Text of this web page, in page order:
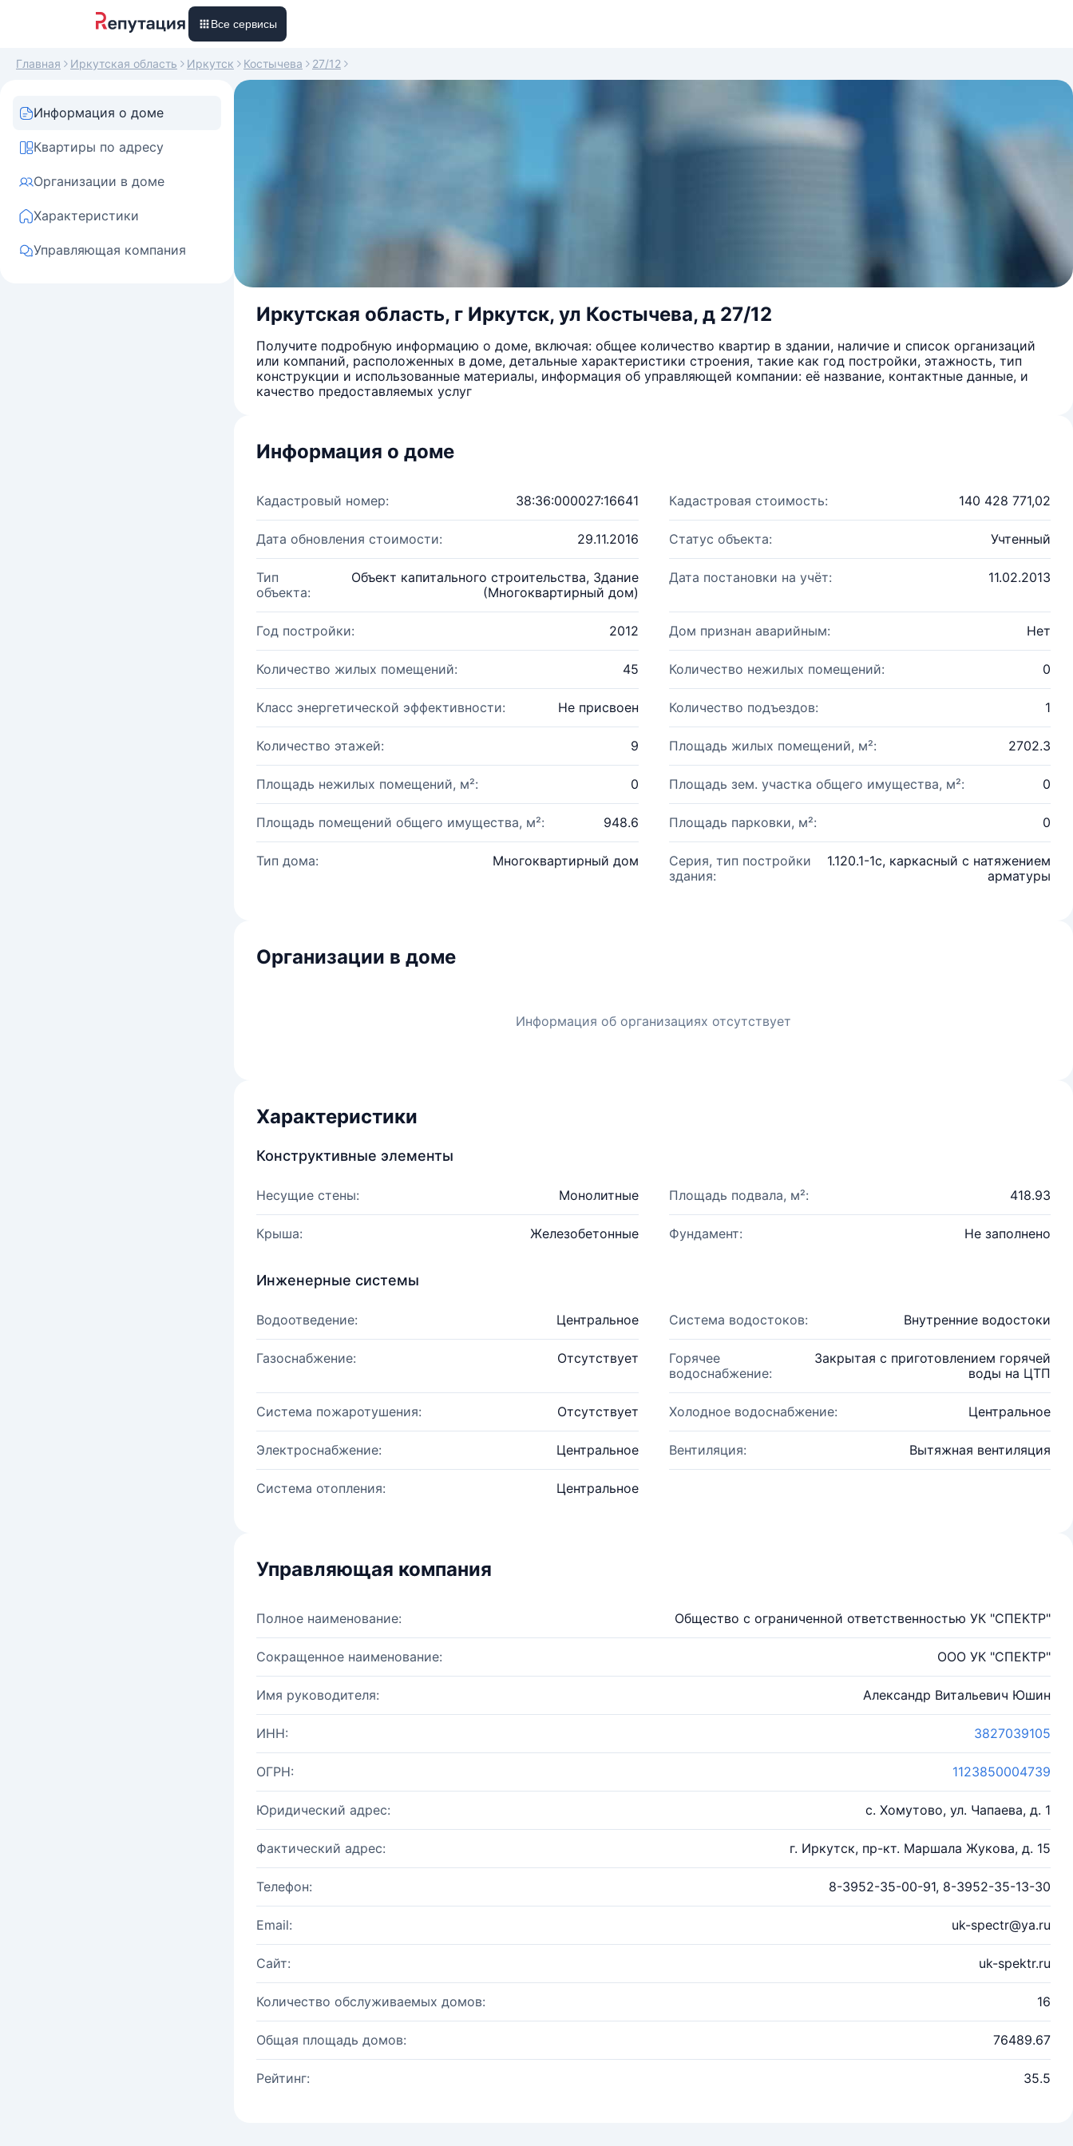
Все сервисы
Главная Иркутская область Иркутск Костычева 27/12
Информация о доме
Квартиры по адресу
Организации в доме
Характеристики
Управляющая компания
Иркутская область, г Иркутск, ул Костычева, д 27/12
Получите подробную информацию о доме, включая: общее количество квартир в здании, наличие и список организаций
или компаний, расположенных в доме, детальные характеристики строения, такие как год постройки, этажность, тип
конструкции и использованные материалы, информация об управляющей компании: её название, контактные данные, и
качество предоставляемых услуг
Информация о доме
Кадастровый номер: 38:36:000027:16641 Кадастровая стоимость: 140 428 771,02
Дата обновления стоимости: 29.11.2016 Статус объекта: Учтенный
Тип
объекта:
Объект капитального строительства, Здание
(Многоквартирный дом)
Дата постановки на учёт: 11.02.2013
Год постройки: 2012 Дом признан аварийным: Нет
Количество жилых помещений: 45 Количество нежилых помещений: 0
Класс энергетической эффективности: Не присвоен Количество подъездов: 1
Количество этажей: 9 Площадь жилых помещений, м²: 2702.3
Площадь нежилых помещений, м²: 0 Площадь зем. участка общего имущества, м²: 0
Площадь помещений общего имущества, м²: 948.6 Площадь парковки, м²: 0
Тип дома: Многоквартирный дом
Серия, тип постройки
здания:
1.120.1-1с, каркасный с натяжением
арматуры
Организации в доме
Информация об организациях отсутствует
Характеристики
Конструктивные элементы
Несущие стены: Монолитные Площадь подвала, м²: 418.93
Крыша: Железобетонные Фундамент: Не заполнено
Инженерные системы
Водоотведение: Центральное Система водостоков: Внутренние водостоки
Газоснабжение: Отсутствует
Горячее
водоснабжение:
Закрытая с приготовлением горячей
воды на ЦТП
Система пожаротушения: Отсутствует Холодное водоснабжение: Центральное
Электроснабжение: Центральное Вентиляция: Вытяжная вентиляция
Система отопления: Центральное
Управляющая компания
Полное наименование: Общество с ограниченной ответственностью УК "СПЕКТР"
Сокращенное наименование: ООО УК "СПЕКТР"
Имя руководителя: Александр Витальевич Юшин
ИНН: 3827039105
ОГРН: 1123850004739
Юридический адрес: с. Хомутово, ул. Чапаева, д. 1
Фактический адрес: г. Иркутск, пр-кт. Маршала Жукова, д. 15
Телефон: 8-3952-35-00-91, 8-3952-35-13-30
Email: uk-spectr@ya.ru
Сайт: uk-spektr.ru
Количество обслуживаемых домов: 16
Общая площадь домов: 76489.67
Рейтинг: 35.5